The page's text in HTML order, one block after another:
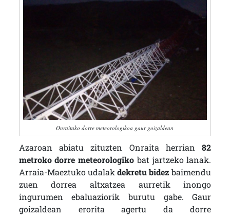
Onraitako dorre meteorologikoa gaur goizaldean
Azaroan abiatu zituzten Onraita herrian82
metroko dorre meteorologiko bat jartzeko lanak.
Arraia-Maeztuko udalak dekretu bidez baimendu
zuen dorrea altxatzea aurretik inongo
ingurumen ebaluaziorik burutu gabe. Gaur
goizaldean erorita agertu da dorre